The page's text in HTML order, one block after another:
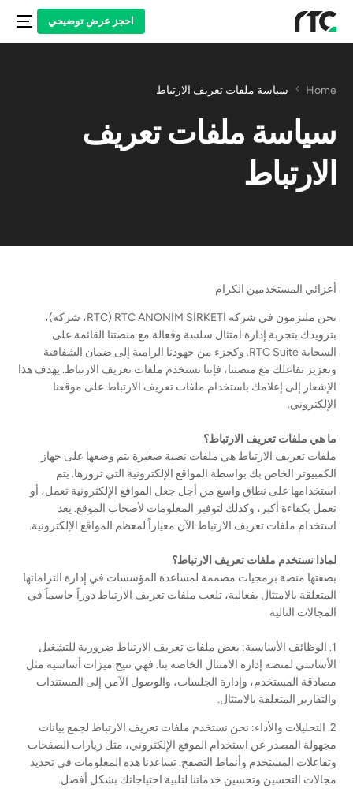
احجز عرض توضيحي
Home سياسة ملفات تعريف الارتباط
سياسة ملفات تعريف
الارتباط
أعزائي المستخدمين الكرام
نحن ملتزمون في شركة RTC ANONİM SİRKETİ (RTC، شركة)،
بتزويدك بتجربة إدارة امتثال سلسة وفعالة مع منصتنا القائمة على
السحابة RTC Suite. وكجزء من جهودنا الرامية إلى ضمان الشفافية
وتعزيز تفاعلك مع منصتنا، فإننا نستخدم ملفات تعريف الارتباط. يهدف هذا
الإشعار إلى إعلامك باستخدام ملفات تعريف الارتباط على موقعنا
الإلكتروني.
ما هي ملفات تعريف الارتباط؟
ملفات تعريف الارتباط هي ملفات نصية صغيرة يتم وضعها على جهاز
الكمبيوتر الخاص بك بواسطة المواقع الإلكترونية التي تزورها. يتم
استخدامها على نطاق واسع من أجل جعل المواقع الإلكترونية تعمل، أو
تعمل بكفاءة أكبر، وكذلك لتوفير المعلومات لأصحاب الموقع. يعد
استخدام ملفات تعريف الارتباط الآن معياراً لمعظم المواقع الإلكترونية.
لماذا نستخدم ملفات تعريف الارتباط؟
بصفتها منصة برمجيات مصممة لمساعدة المؤسسات في إدارة التزاماتها
المتعلقة بالامتثال بفعالية، تلعب ملفات تعريف الارتباط دوراً حاسماً في
المجالات التالية
1. الوظائف الأساسية: بعض ملفات تعريف الارتباط ضرورية للتشغيل
الأساسي لمنصة إدارة الامتثال الخاصة بنا. فهي تتيح ميزات أساسية مثل
مصادقة المستخدم، وإدارة الجلسات، والوصول الآمن إلى المستندات
والتقارير المتعلقة بالامتثال.
2. التحليلات والأداء: نحن نستخدم ملفات تعريف الارتباط لجمع بيانات
مجهولة المصدر عن استخدام الموقع الإلكتروني، مثل زيارات الصفحات
وتفاعلات المستخدم وأنماط التصفح. تساعدنا هذه المعلومات في تحديد
مجالات التحسين وتحسين خدماتنا لتلبية احتياجاتك بشكل أفضل.